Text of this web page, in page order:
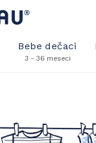
Bebe dečaci
3 - 36 meseci